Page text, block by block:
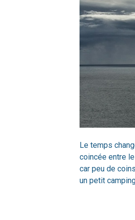
Le temps
coincée entre
car peu de
un petit